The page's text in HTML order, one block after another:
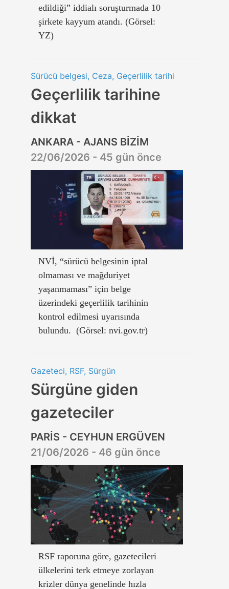
edildiği” iddialı soruşturmada 10
şirkete kayyum atandı. (Görsel:
YZ)
Sürücü belgesi, Ceza, Geçerlilik tarihi
Geçerlilik tarihine
dikkat
ANKARA - AJANS BİZİM
22/06/2026 - 45 gün önce
NVİ, “sürücü belgesinin iptal
olmaması ve mağduriyet
yaşanmaması” için belge
üzerindeki geçerlilik tarihinin
kontrol edilmesi uyarısında
bulundu. (Görsel: nvi.gov.tr)
Gazeteci, RSF, Sürgün
Sürgüne giden
gazeteciler
PARİS - CEYHUN ERGÜVEN
21/06/2026 - 46 gün önce
RSF raporuna göre, gazetecileri
ülkelerini terk etmeye zorlayan
krizler dünya genelinde hızla